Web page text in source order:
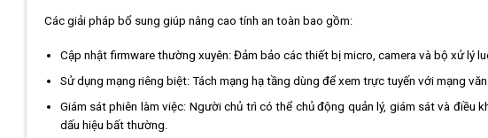
Các giải pháp bổ sung giúp nâng cao tính an toàn bao gồm:
Cập nhật firmware thường xuyên: Đảm bảo các thiết bị micro, camera và bộ xử lý
Sử dụng mạng riêng biệt: Tách mạng hạ tầng dùng để xem trực tuyến với mạng
Giám sát phiên làm việc: Người chủ trì có thể chủ động quản lý, giám sát và
dấu hiệu bất thường.